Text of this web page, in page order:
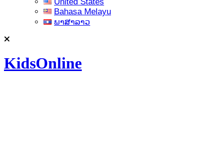
Bahasa Melayu
ພາສາລາວ
KidsOnline